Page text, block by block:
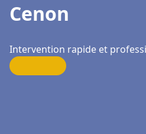
Cenon
Intervention rapide et